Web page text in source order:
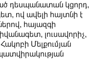
դեսպանատան կցորդ,
ով ավելի հայտնի է
հայազգի
լուսավորիչ,
Մելքումյան